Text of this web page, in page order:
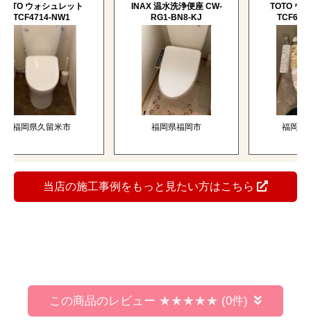
ウォシュレット
NW1
岡県久留米市
INAX 温水洗浄便座 CW-
RG1-BN8-KJ
福岡県福岡市
TOTO ウォシ
TCF6624-
福岡県北九
当店の施工事例をもっと見たい方はこちら
この商品のレビュー (0件)